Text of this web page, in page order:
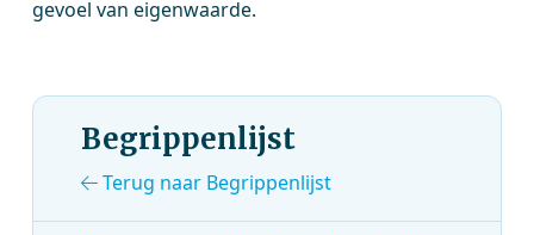
gevoel van eigenwaarde.
Begrippenlijst
Terug naar Begrippenlijst